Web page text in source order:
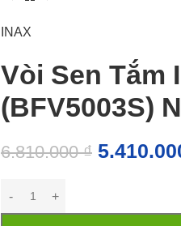
INAX
Vòi Sen Tắm
(BFV5003S)
6.810.000₫